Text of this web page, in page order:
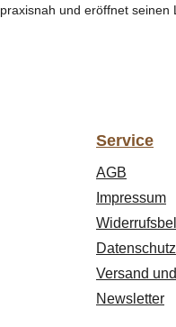
praxisnah und eröffnet seinen
Service
AGB
Impressum
Datenschutz
Versand
Newsletter